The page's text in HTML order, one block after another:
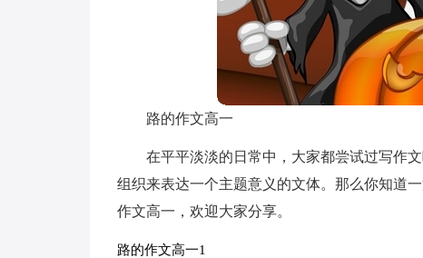
路的作文高一
在平平淡淡的日常中，大家都尝试过写作
组织来表达一个主题意义的文体。那么你知道
作文高一，欢迎大家分享。
路的作文高一1